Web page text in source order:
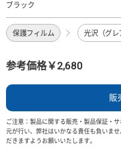
ブラック
保護フィルム 光沢（グレ
参考価格￥2,680
販
ご注意：製品に関する販売・製品保証・
元が行い、弊社はいかなる責任も負いま
だきますようお願いいたします。